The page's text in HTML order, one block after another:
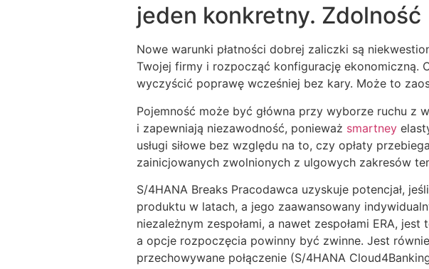
jeden konkretny. Zdolność
Nowe warunki płatności dobrej zaliczki są
Twojej firmy i rozpocząć konfigurację ekonomiczną.
wyczyścić poprawę wcześniej bez kary. Może to
Pojemność może być główna przy wyborze ruchu z
i zapewniają niezawodność, ponieważ smartney
usługi siłowe bez względu na to, czy opłaty
zainicjowanych zwolnionych z ulgowych zakresów
S/4HANA Breaks Pracodawca uzyskuje potencjał,
produktu w latach, a jego zaawansowany
niezależnym zespołami, a nawet zespołami ERA,
a opcje rozpoczęcia powinny być zwinne. Jest
przechowywane połączenie (S/4HANA